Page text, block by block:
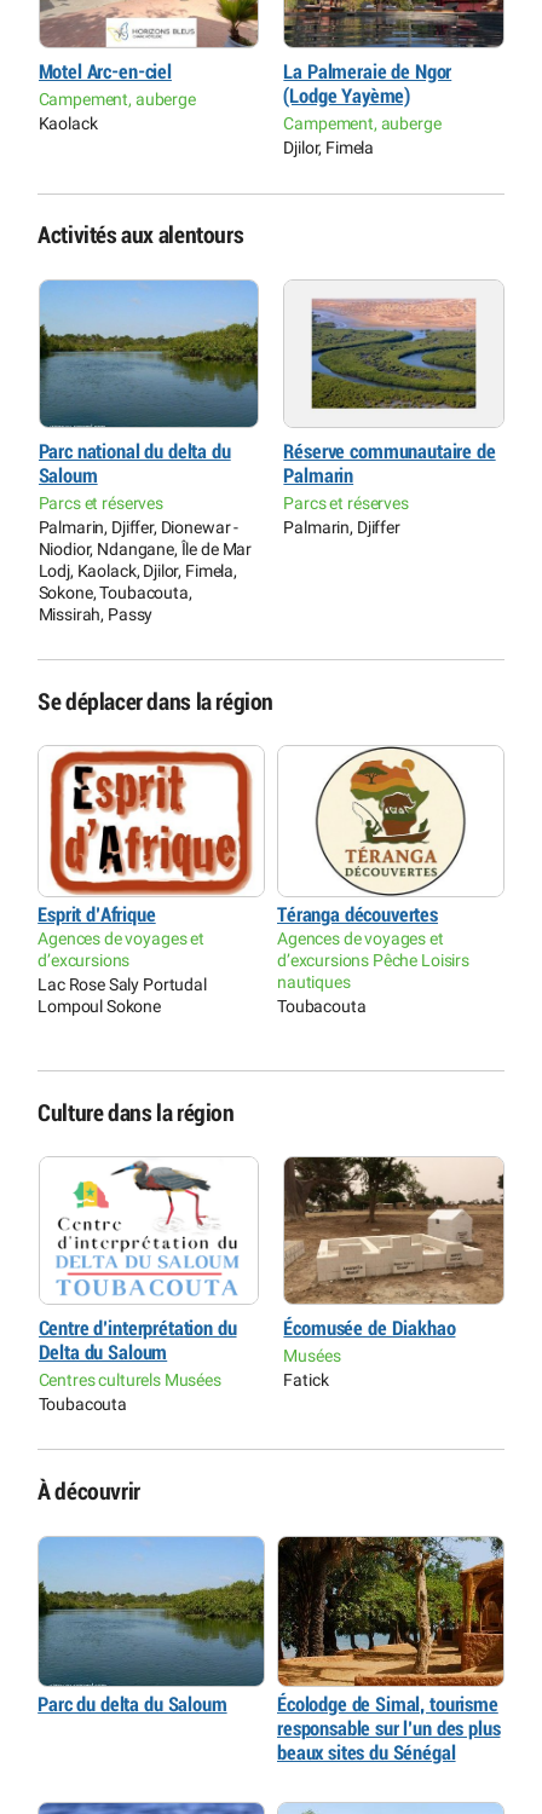
Motel Arc-en-ciel
Campement, auberge
Kaolack
La Palmeraie de Ngor
(Lodge Yayème)
Campement, auberge
Djilor, Fimela
Activités aux alentours
Parc national du delta du
Saloum
Parcs et réserves
Palmarin, Djiffer, Dionewar -
Niodior, Ndangane, Île de Mar
Lodj, Kaolack, Djilor, Fimela,
Sokone, Toubacouta,
Missirah, Passy
Réserve communautaire de
Palmarin
Parcs et réserves
Palmarin, Djiffer
Se déplacer dans la région
Esprit d’Afrique
Agences de voyages et
d’excursions
Lac Rose Saly Portudal
Lompoul Sokone
Téranga découvertes
Agences de voyages et
d’excursions Pêche Loisirs
nautiques
Toubacouta
Culture dans la région
Centre d’interprétation du
Delta du Saloum
Centres culturels Musées
Toubacouta
Écomusée de Diakhao
Musées
Fatick
À découvrir
Parc du delta du Saloum
Écolodge de Simal, tourisme
responsable sur l’un des plus
beaux sites du Sénégal